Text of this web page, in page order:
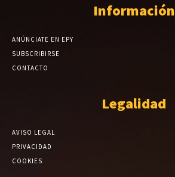
Información
ANÚNCIATE EN EPY
SUBSCRIBIRSE
CONTACTO
Legalidad
AVISO LEGAL
PRIVACIDAD
COOKIES